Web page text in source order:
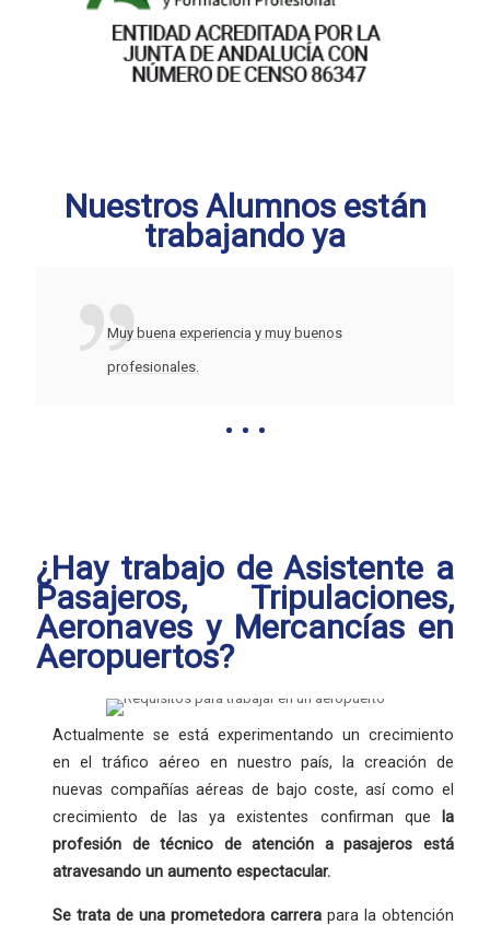
Nuestros Alumnos están
trabajando ya
Muy buena experiencia y muy buenos
profesionales.
¿Hay trabajo de Asistente a
Pasajeros, Tripulaciones,
Aeronaves y Mercancías en
Aeropuertos?
Actualmente se está experimentando un crecimiento
en el tráfico aéreo en nuestro país, la creación de
nuevas compañías aéreas de bajo coste, así como el
crecimiento de las ya existentes confirman que
la
profesión
de técnico de atención a pasajeros está
atravesando un aumento espectacular.
Se trata de unaprometedora carrera para la obtención